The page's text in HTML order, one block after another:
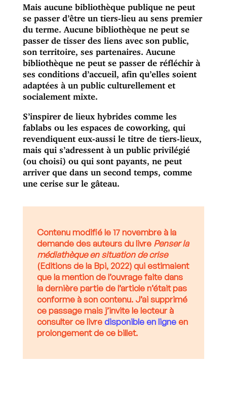
Mais aucune bibliothèque publique ne peut
se passer d’être un tiers-lieu au sens premier
du terme. Aucune bibliothèque ne peut se
passer de tisser des liens avec son public,
son territoire, ses partenaires. Aucune
bibliothèque ne peut se passer de réfléchir à
ses conditions d’accueil, afin qu’elles soient
adaptées à un public culturellement et
socialement mixte.
S’inspirer de lieux hybrides comme les
fablabs ou les espaces de coworking, qui
revendiquent eux-aussi le titre de tiers-lieux,
mais qui s’adressent à un public privilégié
(ou choisi) ou qui sont payants, ne peut
arriver que dans un second temps, comme
une cerise sur le gâteau.
Contenu modifié le 17 novembre à la
demande des auteurs du livre Penser la
médiathèque en situation de crise
(Editions de la Bpi, 2022) qui estimaient
que la mention de l’ouvrage faite dans
la dernière partie de l’article n’était pas
conforme à son contenu. J’ai supprimé
ce passage mais j’invite le lecteur à
consulter ce livredisponible en ligneen
prolongement de ce billet.